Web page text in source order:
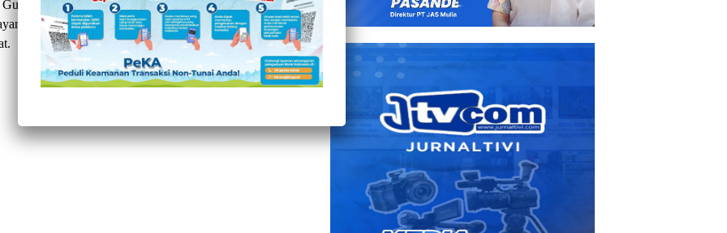
Sulbar, Senin 6 Juli 2026. Agenda ini menjadi
publik yang lebih responsif, transparan, dan akuntabel